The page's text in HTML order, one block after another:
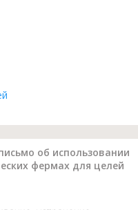
об использовании
фермах для целей